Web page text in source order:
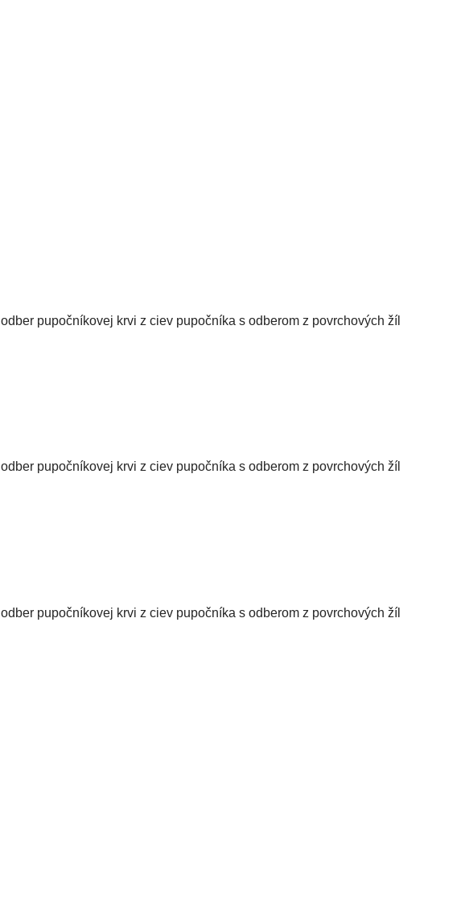
pupočníkovej krvi z ciev pupočníka s odberom z povrchových žíl
pupočníkovej krvi z ciev pupočníka s odberom z povrchových žíl
pupočníkovej krvi z ciev pupočníka s odberom z povrchových žíl